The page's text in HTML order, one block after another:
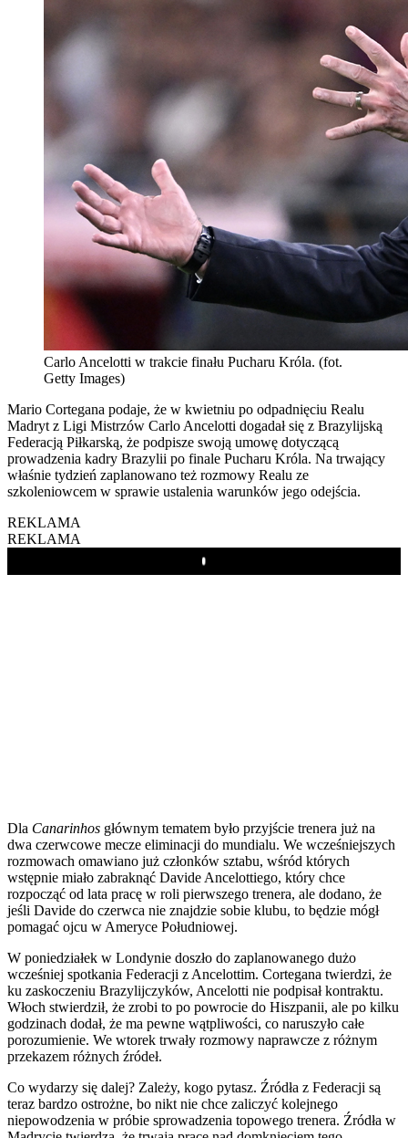
Carlo Ancelotti w trakcie finału Pucharu Króla. (fot.
Getty Images)
Mario Cortegana podaje, że w kwietniu po odpadnięciu Realu
Madryt z Ligi Mistrzów Carlo Ancelotti dogadał się z Brazylijską
Federacją Piłkarską, że podpisze swoją umowę dotyczącą
prowadzenia kadry Brazylii po finale Pucharu Króla. Na trwający
właśnie tydzień zaplanowano też rozmowy Realu ze
szkoleniowcem w sprawie ustalenia warunków jego odejścia.
REKLAMA
REKLAMA
Play
Dla Canarinhos głównym tematem było przyjście trenera już na
dwa czerwcowe mecze eliminacji do mundialu. We wcześniejszych
rozmowach omawiano już członków sztabu, wśród których
wstępnie miało zabraknąć Davide Ancelottiego, który chce
rozpocząć od lata pracę w roli pierwszego trenera, ale dodano, że
jeśli Davide do czerwca nie znajdzie sobie klubu, to będzie mógł
pomagać ojcu w Ameryce Południowej.
W poniedziałek w Londynie doszło do zaplanowanego dużo
wcześniej spotkania Federacji z Ancelottim. Cortegana twierdzi, że
ku zaskoczeniu Brazylijczyków, Ancelotti nie podpisał kontraktu.
Włoch stwierdził, że zrobi to po powrocie do Hiszpanii, ale po kilku
godzinach dodał, że ma pewne wątpliwości, co naruszyło całe
porozumienie. We wtorek trwały rozmowy naprawcze z różnym
przekazem różnych źródeł.
Co wydarzy się dalej? Zależy, kogo pytasz. Źródła z Federacji są
teraz bardzo ostrożne, bo nikt nie chce zaliczyć kolejnego
niepowodzenia w próbie sprowadzenia topowego trenera. Źródła w